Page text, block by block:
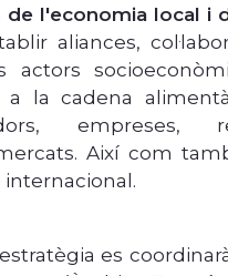
de l'economia local i
aliances,
actors
a la cadena
empreses,
Així com
internacional.
es